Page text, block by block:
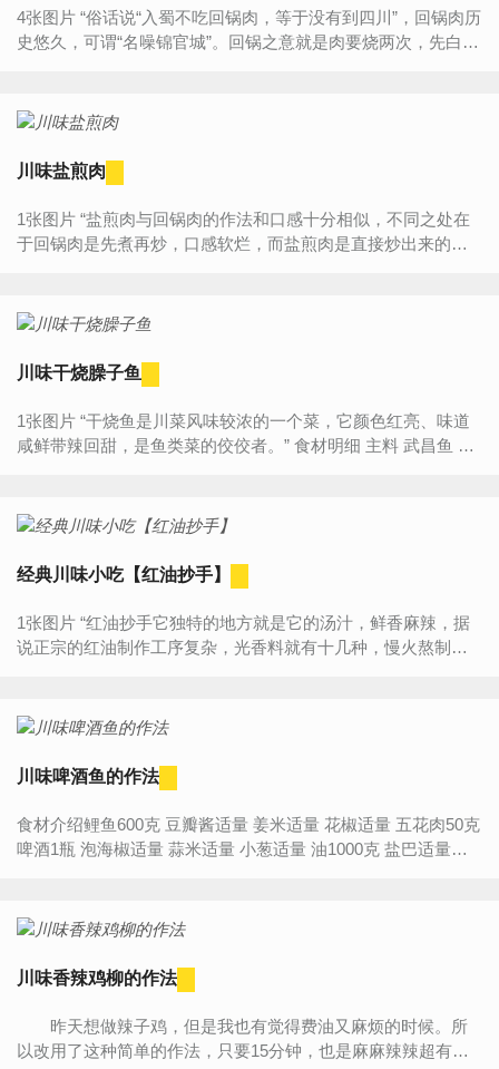
4张图片 “俗话说“入蜀不吃回锅肉，等于没有到四川”，回锅肉历
史悠久，可谓“名噪锦官城”。回锅之意就是肉要烧两次，先白煮
川味盐煎肉
1张图片 “盐煎肉与回锅肉的作法和口感十分相似，不同之处在
于回锅肉是先煮再炒，口感软烂，而盐煎肉是直接炒出来的，
川味干烧臊子鱼
1张图片 “干烧鱼是川菜风味较浓的一个菜，它颜色红亮、味道
咸鲜带辣回甜，是鱼类菜的佼佼者。” 食材明细 主料 武昌鱼 1
经典川味小吃【红油抄手】
1张图片 “红油抄手它独特的地方就是它的汤汁，鲜香麻辣，据
说正宗的红油制作工序复杂，光香料就有十几种，慢火熬制出
川味啤酒鱼的作法
食材介绍鲤鱼600克 豆瓣酱适量 姜米适量 花椒适量 五花肉50克
啤酒1瓶 泡海椒适量 蒜米适量 小葱适量 油1000克 盐巴适量
川味香辣鸡柳的作法
昨天想做辣子鸡，但是我也有觉得费油又麻烦的时候。所
以改用了这种简单的作法，只要15分钟，也是麻麻辣辣超有滋